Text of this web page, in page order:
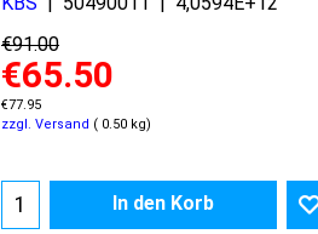
€91.00
€65.50
€77.95
zzgl. Versand
0.50 kg
In den Korb